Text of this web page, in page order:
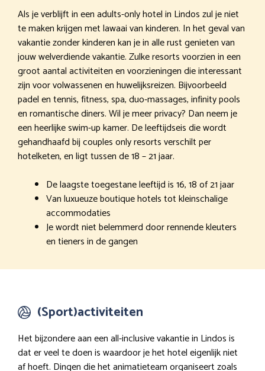
Als je verblijft in een adults-only hotel in Lindos zul je niet
te maken krijgen met lawaai van kinderen. In het geval van
vakantie zonder kinderen kan je in alle rust genieten van
jouw welverdiende vakantie. Zulke resorts voorzien in een
groot aantal activiteiten en voorzieningen die interessant
zijn voor volwassenen en huwelijksreizen. Bijvoorbeeld
padel en tennis, fitness, spa, duo-massages, infinity pools
en romantische diners. Wil je meer privacy? Dan neem je
een heerlijke swim-up kamer. De leeftijdseis die wordt
gehandhaafd bij couples only resorts verschilt per
hotelketen, en ligt tussen de 18 – 21 jaar.
De laagste toegestane leeftijd is 16, 18 of 21 jaar
Van luxueuze boutique hotels tot kleinschalige
accommodaties
Je wordt niet belemmerd door rennende kleuters
en tieners in de gangen
(Sport)activiteiten
Het bijzondere aan een all-inclusive vakantie in Lindos is
dat er veel te doen is waardoor je het hotel eigenlijk niet
af hoeft. Dingen die het animatieteam organiseert zoals